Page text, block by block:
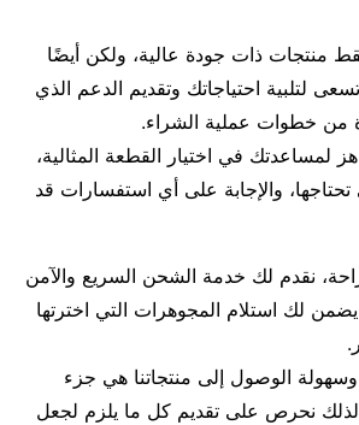
منتجات ذات جودة عالية، ولكن أيضًا
لتلبية احتياجاتك وتقديم الدعم الذي
خطوات عملية الشراء.
لمساعدتك في اختيار القطعة المثالية،
تحتاجها، والإجابة على أي استفسارات قد
نقدم لك خدمة الشحن السريع والآمن
لك استلام المجوهرات التي اخترتها
الوصول إلى منتجاتنا هي جزء
نحرص على تقديم كل ما يلزم لجعل